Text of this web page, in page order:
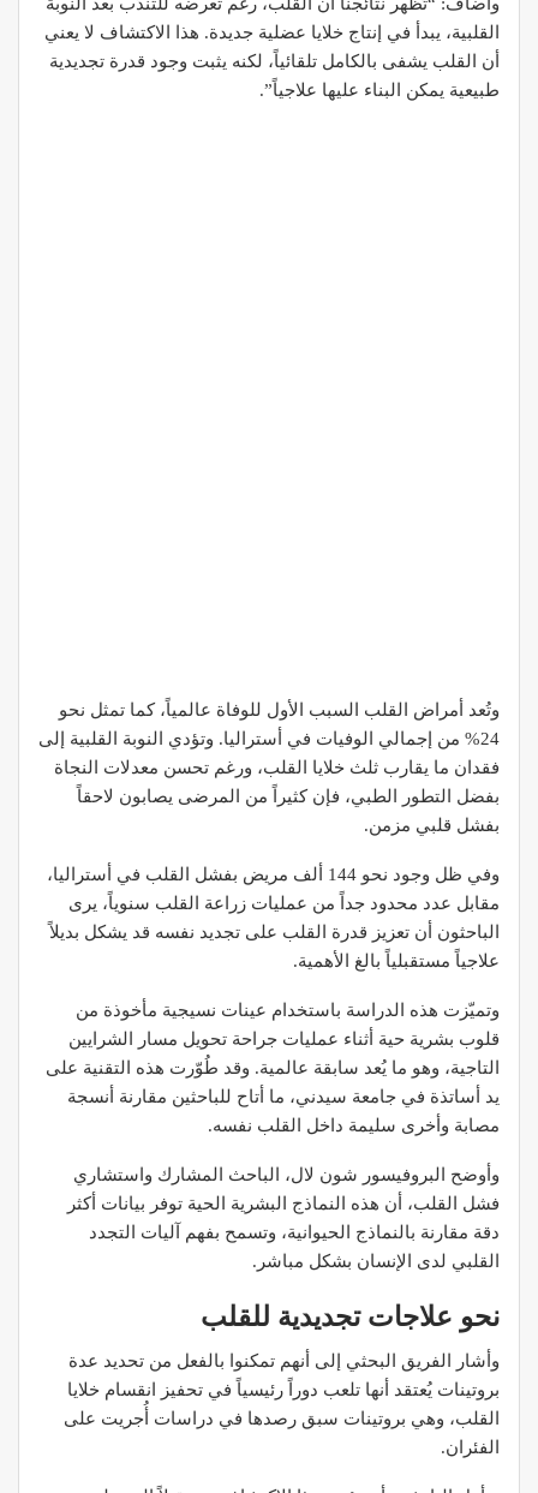
القلبية، يبدأ في إنتاج خلايا عضلية جديدة. هذا الاكتشاف لا يعني
أن القلب يشفى بالكامل تلقائياً، لكنه يثبت وجود قدرة تجديدية
طبيعية يمكن البناء عليها علاجياً”.
وتُعد أمراض القلب السبب الأول للوفاة عالمياً، كما تمثل نحو
24% من إجمالي الوفيات في أستراليا. وتؤدي النوبة القلبية إلى
فقدان ما يقارب ثلث خلايا القلب، ورغم تحسن معدلات النجاة
بفضل التطور الطبي، فإن كثيراً من المرضى يصابون لاحقاً
بفشل قلبي مزمن.
وفي ظل وجود نحو 144 ألف مريض بفشل القلب في أستراليا،
مقابل عدد محدود جداً من عمليات زراعة القلب سنوياً، يرى
الباحثون أن تعزيز قدرة القلب على تجديد نفسه قد يشكل بديلاً
علاجياً مستقبلياً بالغ الأهمية.
وتميّزت هذه الدراسة باستخدام عينات نسيجية مأخوذة من
قلوب بشرية حية أثناء عمليات جراحة تحويل مسار الشرايين
التاجية، وهو ما يُعد سابقة عالمية. وقد طُوّرت هذه التقنية على
يد أساتذة في جامعة سيدني، ما أتاح للباحثين مقارنة أنسجة
مصابة وأخرى سليمة داخل القلب نفسه.
وأوضح البروفيسور شون لال، الباحث المشارك واستشاري
فشل القلب، أن هذه النماذج البشرية الحية توفر بيانات أكثر
دقة مقارنة بالنماذج الحيوانية، وتسمح بفهم آليات التجدد
القلبي لدى الإنسان بشكل مباشر.
نحو علاجات تجديدية للقلب
وأشار الفريق البحثي إلى أنهم تمكنوا بالفعل من تحديد عدة
بروتينات يُعتقد أنها تلعب دوراً رئيسياً في تحفيز انقسام خلايا
القلب، وهي بروتينات سبق رصدها في دراسات أُجريت على
الفئران.